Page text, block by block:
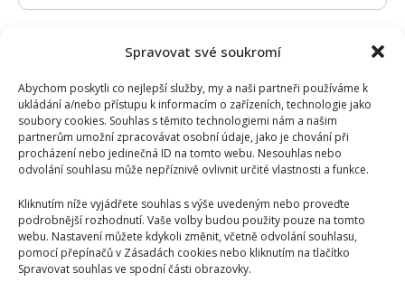
Spravovat své soukromí
Abychom poskytli co nejlepší služby, my a naši partneři používáme k
ukládání a/nebo přístupu k informacím o zařízeních, technologie jako
soubory cookies. Souhlas s těmito technologiemi nám a našim
partnerům umožní zpracovávat osobní údaje, jako je chování při
procházení nebo jedinečná ID na tomto webu. Nesouhlas nebo
odvolání souhlasu může nepříznivě ovlivnit určité vlastnosti a funkce.
Kliknutím níže vyjádřete souhlas s výše uvedeným nebo proveďte
podrobnější rozhodnutí. Vaše volby budou použity pouze na tomto
webu. Nastavení můžete kdykoli změnit, včetně odvolání souhlasu,
pomocí přepínačů v Zásadách cookies nebo kliknutím na tlačítko
Spravovat souhlas ve spodní části obrazovky.